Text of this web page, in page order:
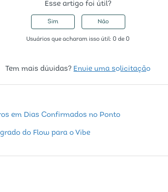
Esse artigo foi útil?
Sim Não
Usuários que acharam isso útil: 0 de 0
Tem mais dúvidas? Envie uma solicitação
em Dias Confirmados no Ponto
do Flow para o Vibe